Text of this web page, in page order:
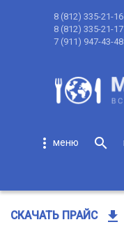
8 (812) 335-21-16
8 (812) 335-21-17
7 (911) 947-43-48
more_vert search
СКАЧАТЬ ПРАЙС get_app